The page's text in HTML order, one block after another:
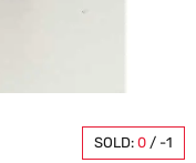
SOLD: 0 / -1